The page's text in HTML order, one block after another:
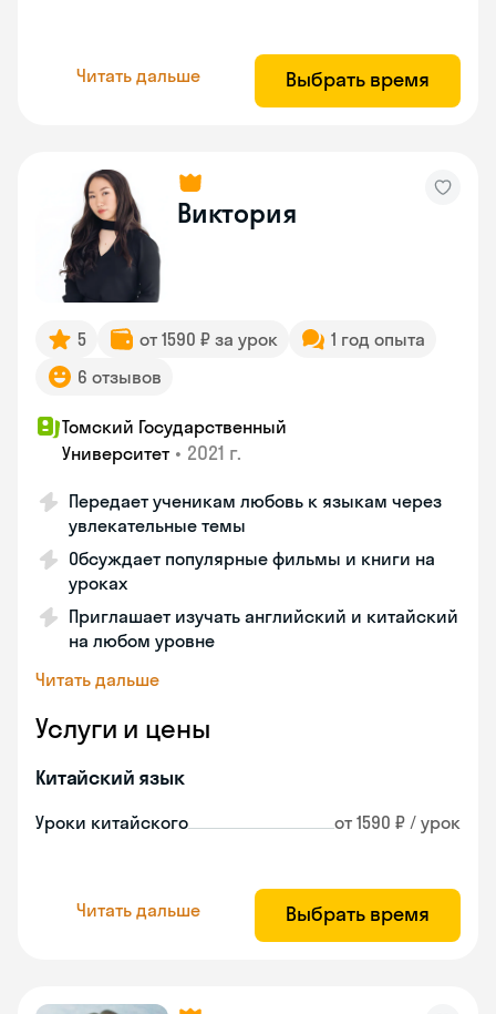
Читать дальше Выбрать время
Виктория
5 от 1590 ₽ за урок
1 год опыта
6 отзывов
Томский Государственный
Университет • 2021 г.
Передает ученикам любовь к языкам через
увлекательные темы
Обсуждает популярные фильмы и книги на
уроках
Приглашает изучать английский и китайский
на любом уровне
Читать дальше
Услуги и цены
Китайский язык
Уроки китайского от 1590 ₽ / урок
Читать дальше Выбрать время